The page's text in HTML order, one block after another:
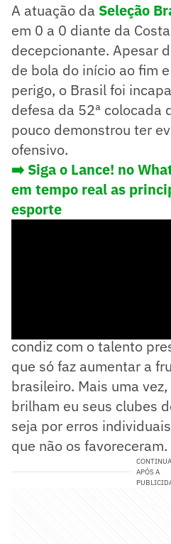
A atuação da Seleção
em 0 a 0 diante da
decepcionante. Apesar
de bola do início ao fim
perigo, o Brasil foi
defesa da 52ª colocada
pouco demonstrou ter
ofensivo.
➡️ Siga o Lance! no
em tempo real as
esporte
condiz com o talento
que só faz aumentar a
brasileiro. Mais uma
brilham eu seus clubes
seja por erros
que não os favoreceram.
CONTINUA
APÓS A